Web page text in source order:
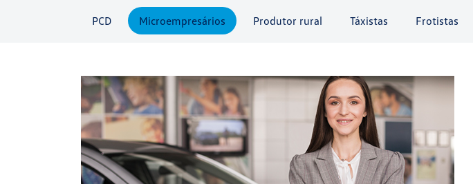
PCD Microempresários Produtor rural Táxistas Frotistas